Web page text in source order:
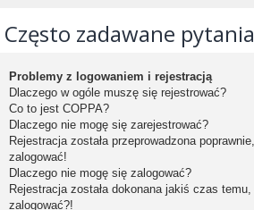
Często zadawane pytania
Problemy z logowaniem i rejestracją
Dlaczego w ogóle muszę się rejestrować?
Co to jest COPPA?
Dlaczego nie mogę się zarejestrować?
Rejestracja została przeprowadzona
zalogować!
Dlaczego nie mogę się zalogować?
Rejestracja została dokonana jakiś czas
zalogować?!